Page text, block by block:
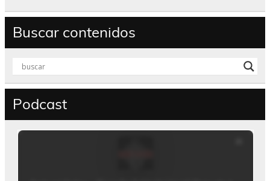
Buscar contenidos
Podcast